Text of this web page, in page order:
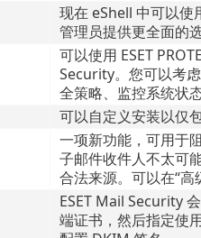
现在 eShell 中可以使
管理员提供更全面的
可以使用 ESET
Security。您可以考
全策略、监控系统状
可以自定义安装以仅
一项新功能，可用于
子邮件收件人不太可
合法来源。可以在“高
ESET Mail Security
端证书，然后指定使